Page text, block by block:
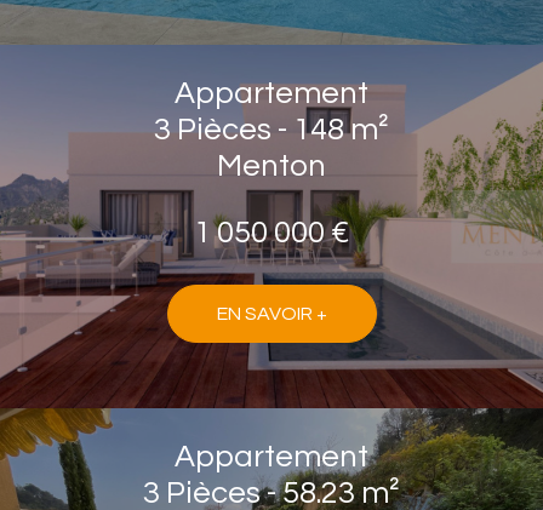
Appartement
3 Pièces - 148 m²
Menton
1 050 000 €
EN SAVOIR +
Appartement
3 Pièces - 58.23 m²